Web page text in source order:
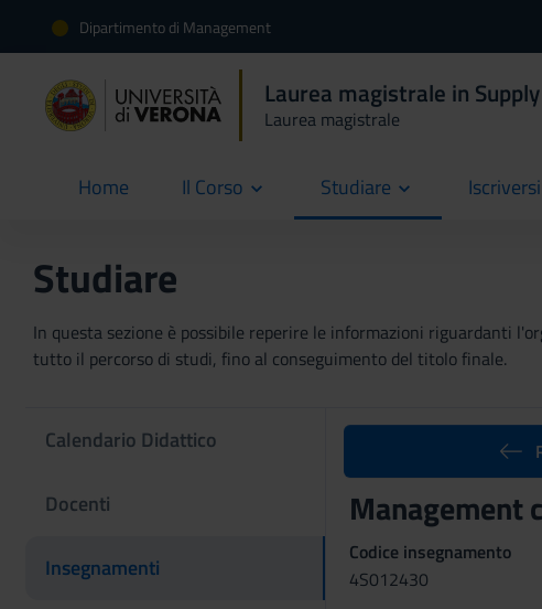
Dipartimento di Management
Laurea magistrale in
Laurea magistrale
Home
current Il Corso Studiare Iscriversi
Studiare
In questa sezione è possibile reperire le informazioni riguardanti
tutto il percorso di studi, fino al conseguimento del titolo finale.
Calendario Didattico
Docenti
Insegnamenti
Management
Codice insegnamento
4S012430